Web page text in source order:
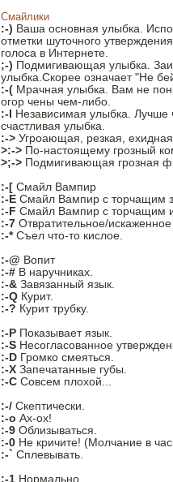
Смайлики
:-) Ваша основная улыбка.
отметки шуточного
голоса в Интернете.
;-) Подмигивающая улыбка.
улыбка.Скорее означает "Не
:-( Мрачная улыбка. Вам не
огор чены чем-либо.
:-I
Независимая улыбка.
счастливая улыбка.
:-> Угроающая, резкая,
>:-> По-настоящему грозный
>;-> Подмигивающая грозная
:-[ Смайл Вампир
:-E Смайл Вампир с торчащим
:-F Смайл Вампир с торчащим
:-7 Отвратительное/
:-*Съел что-то кислое.
:-@ Вопит
:-# В наручниках.
:-& Завязанный язык.
:-Q Курит.
:-? Курит трубку.
:-P Показывает язык.
:-S Несогласованное
:-D Громко смеяться.
:-X Запечатанные губы.
:-C Совсем плохой...
:-/ Скептически.
:-o Ах-ох!
:-9 Облизываться.
:-0 Не кричите! (Молчание в
:-` Сплевывать.
:-1 Нормально.